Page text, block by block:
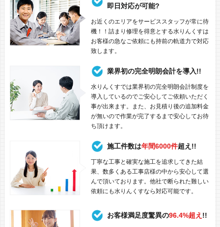
即日対応が可能?
お近くのエリアをサービススタッフが常に待
機！！詰まり修理を得意とする水りんくすは
お客様の急なご依頼にも持前の軌道力で対応
致します。
業界初の完全明朗会計を導入!!
水りんくすでは業界初の完全明朗会計制度を
導入しているのでご安心してご依頼いただく
事が出来ます。また、お見積り後の追加料金
が無いので作業が完了するまで安心してお待
ち頂けます。
施工件数は年間6000件超え!!
丁寧な工事と確実な施工を追求してきた結
果、数多くある工事店様の中から安心して選
んで頂いております。他社で断られた難しい
依頼にも水りんくすなら対応可能です。
お客様満足度驚異の96.4%超え !!